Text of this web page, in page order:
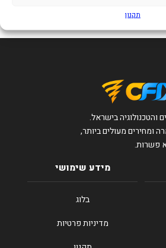
תקנון
והטכנולוגיה בישראל.
ומחירים מעולים ביותר,
פשרות.
מידע שימושי
בלוג
מדיניות פרטיות